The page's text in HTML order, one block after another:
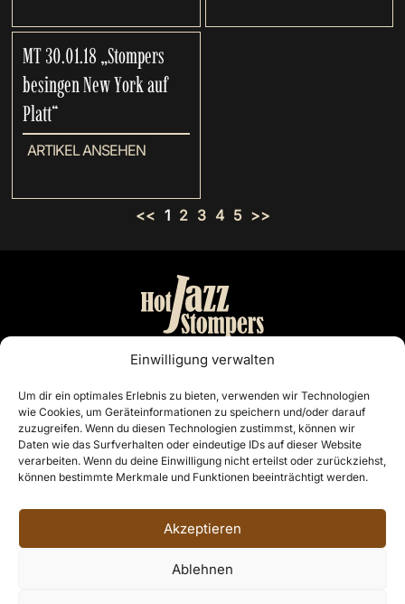
Einwilligung verwalten
Um dir ein optimales Erlebnis zu bieten, verwenden wir Technologien
wie Cookies, um Geräteinformationen zu speichern und/oder darauf
zuzugreifen. Wenn du diesen Technologien zustimmst, können wir
Daten wie das Surfverhalten oder eindeutige IDs auf dieser Website
verarbeiten. Wenn du deine Einwilligung nicht erteilst oder zurückziehst,
können bestimmte Merkmale und Funktionen beeinträchtigt werden.
Akzeptieren
Ablehnen
MT 30.01.18 „Stompers
besingen New York auf
Platt“
ARTIKEL ANSEHEN
<< 1 2 3 4 5 >>
Cloppenburg
Telefon: 04441 7468
E-Mail:info@hotjazzstompers.de
Impressum
Datenschutzerklärung